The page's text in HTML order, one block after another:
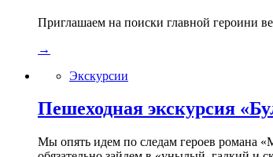
Приглашаем на поиски главной героини
→
Экскурсии
Пешеходная экскурсия
Мы опять идем по следам героев романа